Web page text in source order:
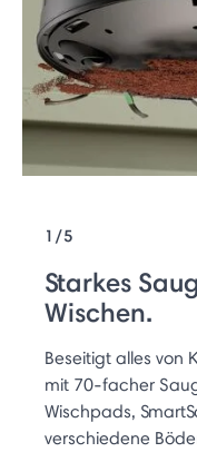
1/5
Starkes
Wischen.
Beseitigt alles von
mit 70-facher
Wischpads,
verschiedene